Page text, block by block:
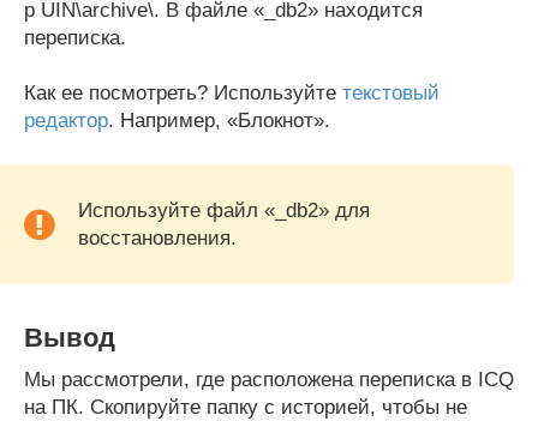
р UIN\archive\. В файле «_db2» находится
переписка.
Как ее посмотреть? Используйте текстовый
редактор. Например, «Блокнот».
Используйте файл «_db2» для
восстановления.
Вывод
Мы рассмотрели, где расположена переписка в ICQ
на ПК. Скопируйте папку с историей, чтобы не